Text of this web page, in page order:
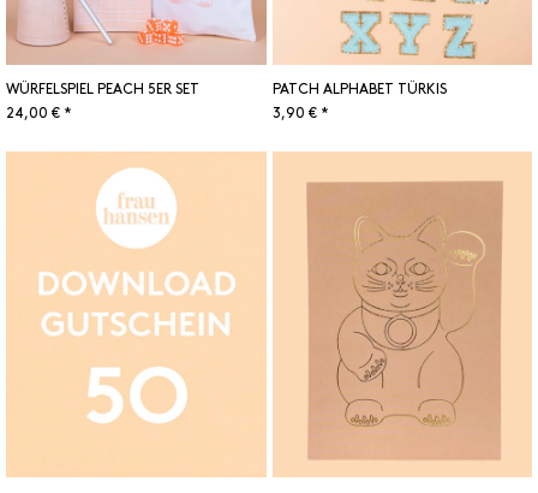
WÜRFELSPIEL PEACH 5ER SET
24,00 € *
PATCH ALPHABET TÜRKIS
3,90 € *